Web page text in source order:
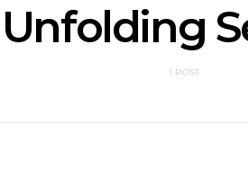
Unfolding
1 POST